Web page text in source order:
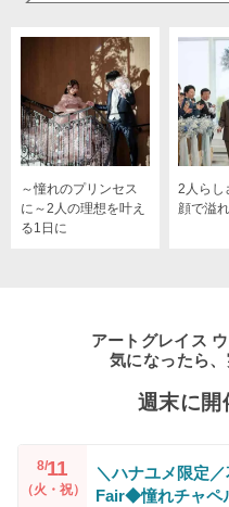
～憧れのプリンセス
に～2人の理想を叶え
る1日に
2人らし
顔で溢
アートグレイス
気になったら、
週末に開
8/11
（火・祝）
＼ハナユメ限定
Fair◆憧れチャペ